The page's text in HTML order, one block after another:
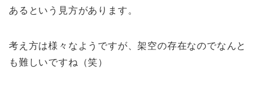
あるという見方があります。
考え方は様々なようですが、架空の存在なのでなんと
も難しいですね（笑）